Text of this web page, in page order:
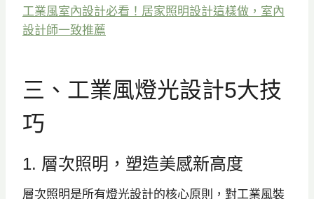
工業風室內設計必看！居家照明設計這樣做，室內
設計師一致推薦
三、工業風燈光設計5大技
巧
1. 層次照明，塑造美感新高度
層次照明是所有燈光設計的核心原則，對工業風裝